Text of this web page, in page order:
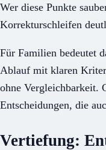
Wer diese Punkte
Korrekturschleifen
Für Familien bedeutet
Ablauf mit klaren
ohne Vergleichbarkeit.
Entscheidungen, die
Vertiefung: